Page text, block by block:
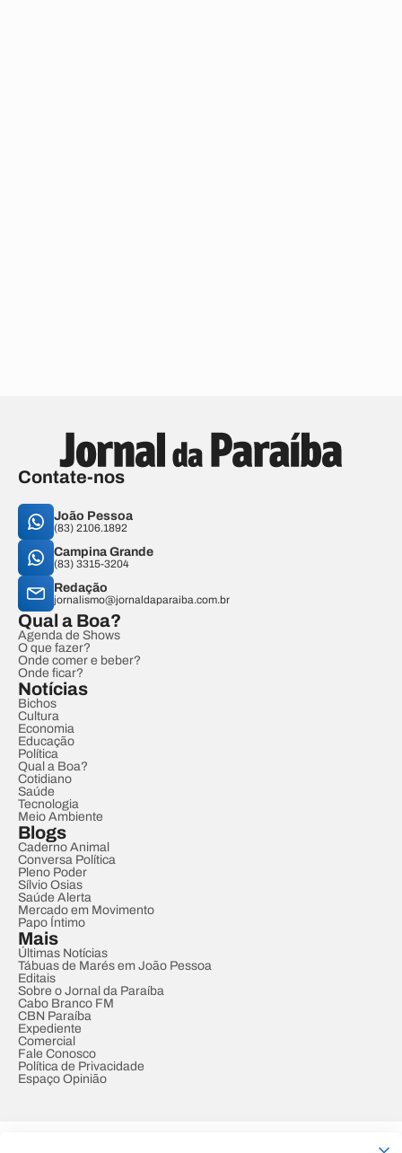
Contate-nos
João Pessoa
(83) 2106.1892
Campina Grande
(83) 3315-3204
Redação
jornalismo@jornaldaparaiba.com.br
Qual a Boa?
Agenda de Shows
O que fazer?
Onde comer e beber?
Onde ficar?
Notícias
Bichos
Cultura
Economia
Educação
Política
Qual a Boa?
Cotidiano
Saúde
Tecnologia
Meio Ambiente
Blogs
Caderno Animal
Conversa Política
Pleno Poder
Sílvio Osias
Saúde Alerta
Mercado em Movimento
Papo Íntimo
Mais
Últimas Notícias
Tábuas de Marés em João Pessoa
Editais
Sobre o Jornal da Paraíba
Cabo Branco FM
CBN Paraíba
Expediente
Comercial
Fale Conosco
Política de Privacidade
Espaço Opinião